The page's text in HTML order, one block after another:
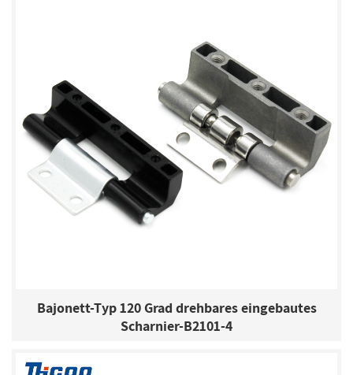
Bajonett-Typ 120 Grad drehbares eingebautes
Scharnier-B2101-4